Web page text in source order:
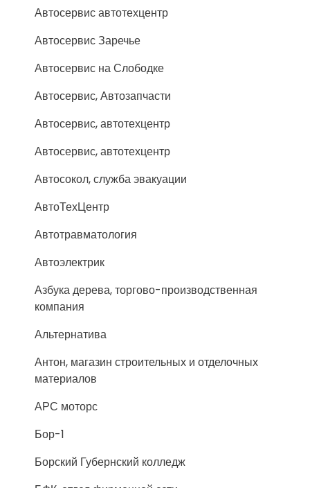
Автосервис автотехцентр
Автосервис Заречье
Автосервис на Слободке
Автосервис, Автозапчасти
Автосервис, автотехцентр
Автосервис, автотехцентр
Автосокол, служба эвакуации
АвтоТехЦентр
Автотравматология
Автоэлектрик
Азбука дерева, торгово-производственная
компания
Альтернатива
Антон, магазин строительных и отделочных
материалов
АРС моторс
Бор-1
Борский Губернский колледж